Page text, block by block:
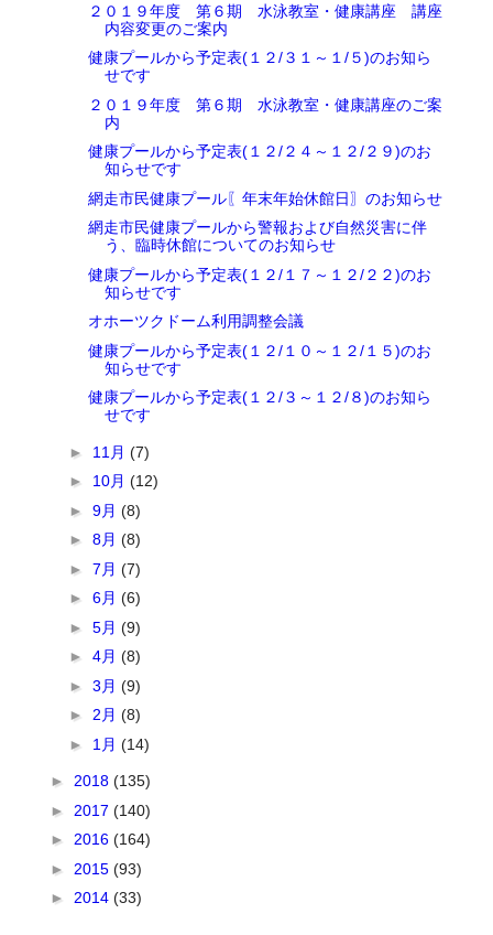
２０１９年度 第６期 水泳教室・健康講座 講座
内容変更のご案内
健康プールから予定表(１２/３１～１/５)のお知ら
せです
２０１９年度 第６期 水泳教室・健康講座のご案
内
健康プールから予定表(１２/２４～１２/２９)のお
知らせです
網走市民健康プール〖年末年始休館日〗のお知らせ
網走市民健康プールから警報および自然災害に伴
う、臨時休館についてのお知らせ
健康プールから予定表(１２/１７～１２/２２)のお
知らせです
オホーツクドーム利用調整会議
健康プールから予定表(１２/１０～１２/１５)のお
知らせです
健康プールから予定表(１２/３～１２/８)のお知ら
せです
► 11月(7)
► 10月(12)
►9月(8)
►8月(8)
►7月(7)
►6月(6)
►5月(9)
►4月(8)
►3月(9)
►2月(8)
► 1月(14)
►2018(135)
► 2017(140)
►2016(164)
► 2015(93)
►2014(33)